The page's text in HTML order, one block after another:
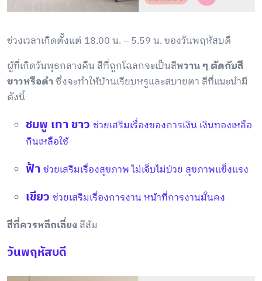
ช่วงเวลาเกิดตั้งแต่ 18.00 น. – 5.59 น. ของวันพฤหัสบดี
ผู้ที่เกิดวันพุธกลางคืน สีที่ถูกโฉลกจะเป็นสีหวาน ๆ ตัดกับสี
ขาวหรือดำซึ่งจะทำให้บ้านเรียบหรูและสบายตา สีที่แนะนำมี
ดังนี้
ชมพู เทา ขาว ช่วยเสริมเรื่องของการเงิน เงินทองเหลือ
กินเหลือใช้
ฟ้าช่วยเสริมเรื่องสุขภาพ ไม่เจ็บไม่ป่วย สุขภาพแข็งแรง
เขียว ช่วยเสริมเรื่องการงาน หน้าที่การงานมั่นคง
สีที่ควรหลีกเลี่ยง สีส้ม
วันพฤหัสบดี